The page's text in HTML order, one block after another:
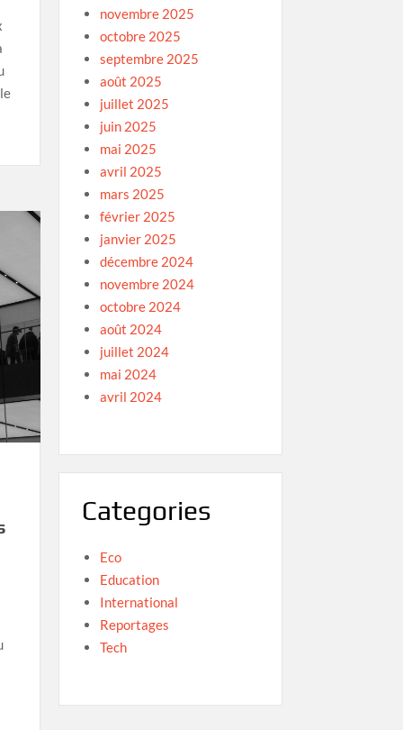
novembre 2025
octobre 2025
septembre 2025
août 2025
juillet 2025
juin 2025
mai 2025
avril 2025
mars 2025
février 2025
janvier 2025
décembre 2024
novembre 2024
octobre 2024
août 2024
juillet 2024
mai 2024
avril 2024
Categories
Eco
Education
International
Reportages
Tech